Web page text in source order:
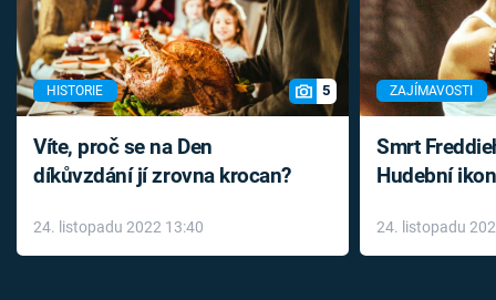
HISTORIE 5
Víte, proč se na Den
díkůvzdání jí zrovna krocan?
24. listopadu 2022 13:40
ZAJÍMAVOSTI
Smrt
Hudební
léky
24. listopadu